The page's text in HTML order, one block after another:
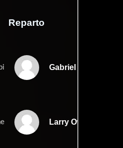
Reparto
Gabriel Sloyer
Larry Owens